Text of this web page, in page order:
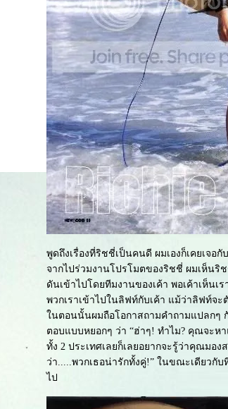
พูดถึงเรื่องที่ริชชี่เป็นคนดี ผมเองก็เคยเจอ
จากไปร่วมงานโปรโมตของริชชี่ ผมเห็นริ
ดันเข้าไปโดยทีมงานของเค้า พอเค้าเห็น
พวกเราเข้าไปในลิฟท์กับเค้า แม้ว่าลิฟท์จ
นตอนนั้นผมถือโอกาสถามคำถามแปลกๆ
ตอบแบบหยอกๆ ว่า “ฮ่าๆ! ทำไม? คุณจะห
ทั้ง 2 ประเทศเลยก็เลยอยากจะรู้ว่าคุณมอง
ว่า.....พวกเธอน่ารักทั้งคู่!” ในขณะเดียวกั
ไป